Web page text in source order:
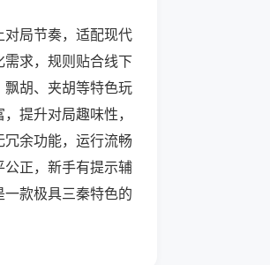
局节奏，适配现代
求，规则贴合线下
胡、夹胡等特色玩
提升对局趣味性，
余功能，运行流畅
正，新手有提示辅
款极具三秦特色的